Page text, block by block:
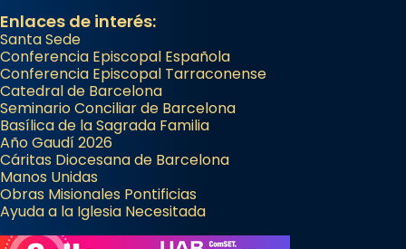
Enlaces de interés:
Santa Sede
Conferencia Episcopal Española
Conferencia Episcopal Tarraconense
Catedral de Barcelona
Seminario Conciliar de Barcelona
Basílica de la Sagrada Familia
Año Gaudí 2026
Cáritas Diocesana de Barcelona
Manos Unidas
Obras Misionales Pontificias
Ayuda a la Iglesia Necesitada